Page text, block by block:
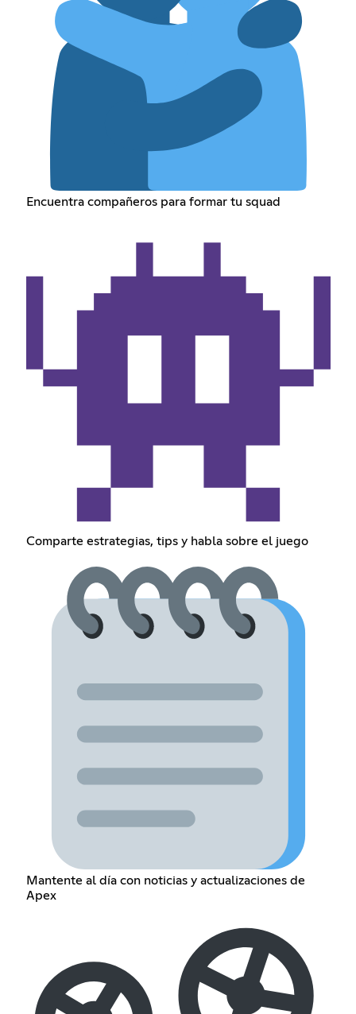
Encuentra compañeros para formar tu squad
Comparte estrategias, tips y habla sobre el juego
Mantente al día con noticias y actualizaciones de
Apex